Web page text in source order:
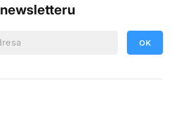
newsletteru